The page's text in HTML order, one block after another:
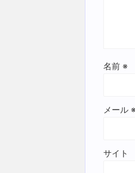
名前 ※
メール ※
サイト